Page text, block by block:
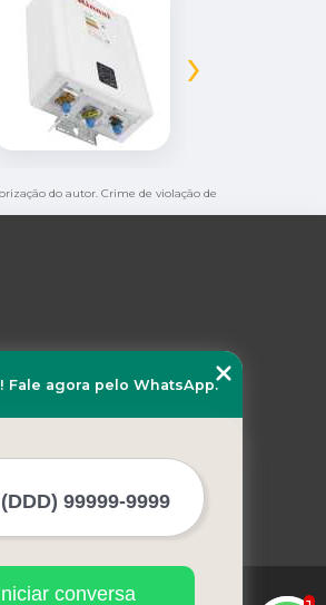
›
do autor. Crime de violação de
Fale agora pelo WhatsApp.
conversa